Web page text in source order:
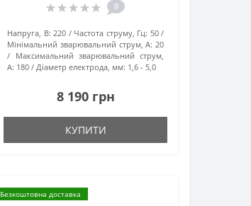
0
Напруга, В: 220 Частота струму, Гц: 50
Мінімальний зварювальний струм, А: 20
Максимальний зварювальний струм,
А: 180 Діаметр електрода, мм: 1,6 - 5,0
8 190 грн
КУПИТИ
Безкоштовна доставка